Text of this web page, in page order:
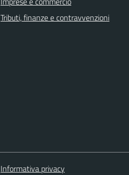
Tributi, finanze e contravvenzioni
Informativa privacy